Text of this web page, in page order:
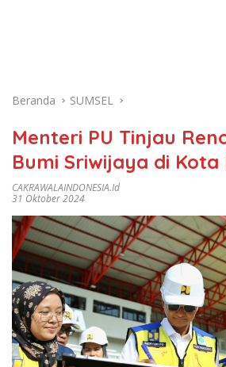
Beranda SUMSEL
Menteri PU Tinjau
Bumi Sriwijaya di
CAKRAWALAINDONESIA.id
31 Oktober 2024